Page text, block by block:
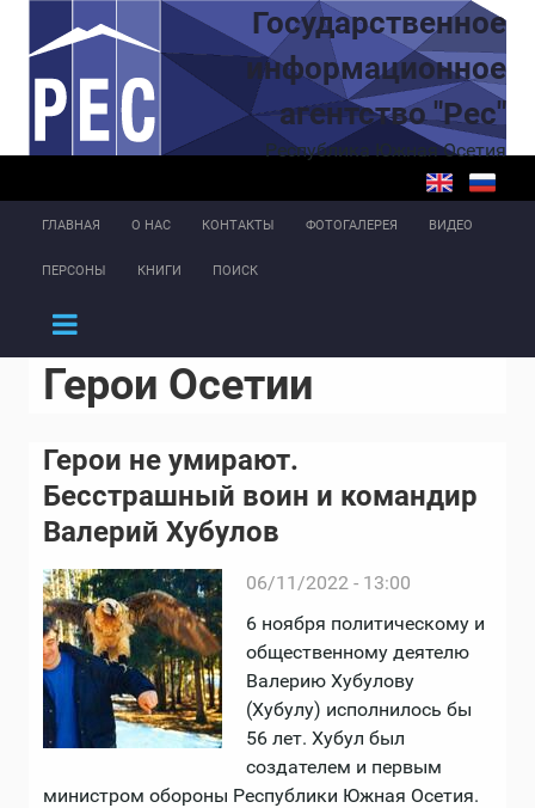
Перейти к основному содержаниюГосударственное
информационное
агентство "Рес"
Республика Южная Осетия
ГЛАВНАЯ О НАС КОНТАКТЫ ФОТОГАЛЕРЕЯ ВИДЕО
ПЕРСОНЫ КНИГИ ПОИСК
Герои Осетии
Герои не умирают.
Бесстрашный воин и командир
Валерий Хубулов
06/11/2022 - 13:00
6 ноября политическому и
общественному деятелю
Валерию Хубулову
(Хубулу) исполнилось бы
56 лет. Хубул был
создателем и первым
министром обороны Республики Южная Осетия.